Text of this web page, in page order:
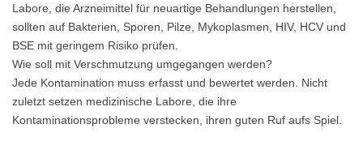
Labore, die Arzneimittel für neuartige Behandlungen herstellen,
sollten auf Bakterien, Sporen, Pilze, Mykoplasmen, HIV, HCV und
BSE mit geringem Risiko prüfen.
Wie soll mit Verschmutzung umgegangen werden?
Jede Kontamination muss erfasst und bewertet werden. Nicht
zuletzt setzen medizinische Labore, die ihre
Kontaminationsprobleme verstecken, ihren guten Ruf aufs Spiel.